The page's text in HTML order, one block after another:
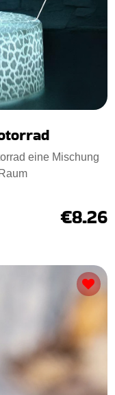
eine Mischung
€8.26